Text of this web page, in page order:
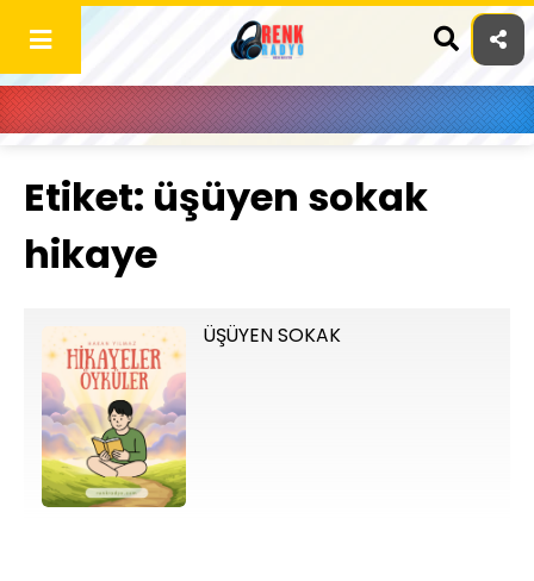
content
Etiket: üşüyen sokak
hikaye
ÜŞÜYEN SOKAK